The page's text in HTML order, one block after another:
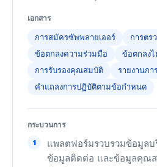
เอกสาร
การสมัครซัพพลายเออร์
การตร
ข้อตกลงความร่วมมือ
ข้อตกลงไ
การรับรองคุณสมบัติ
รายงานก
คำแถลงการปฏิบัติตามข้อกำหนด
กระบวนการ
1
แพลตฟอร์มรวบรวมข้อมูลบ
ข้อมูลติดต่อ และข้อมูลคุณ